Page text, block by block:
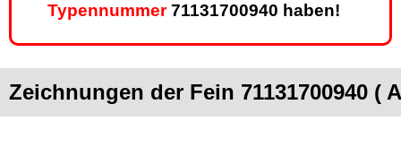
Typennummer71131700940 haben!
Zeichnungen der Fein 71131700940 (